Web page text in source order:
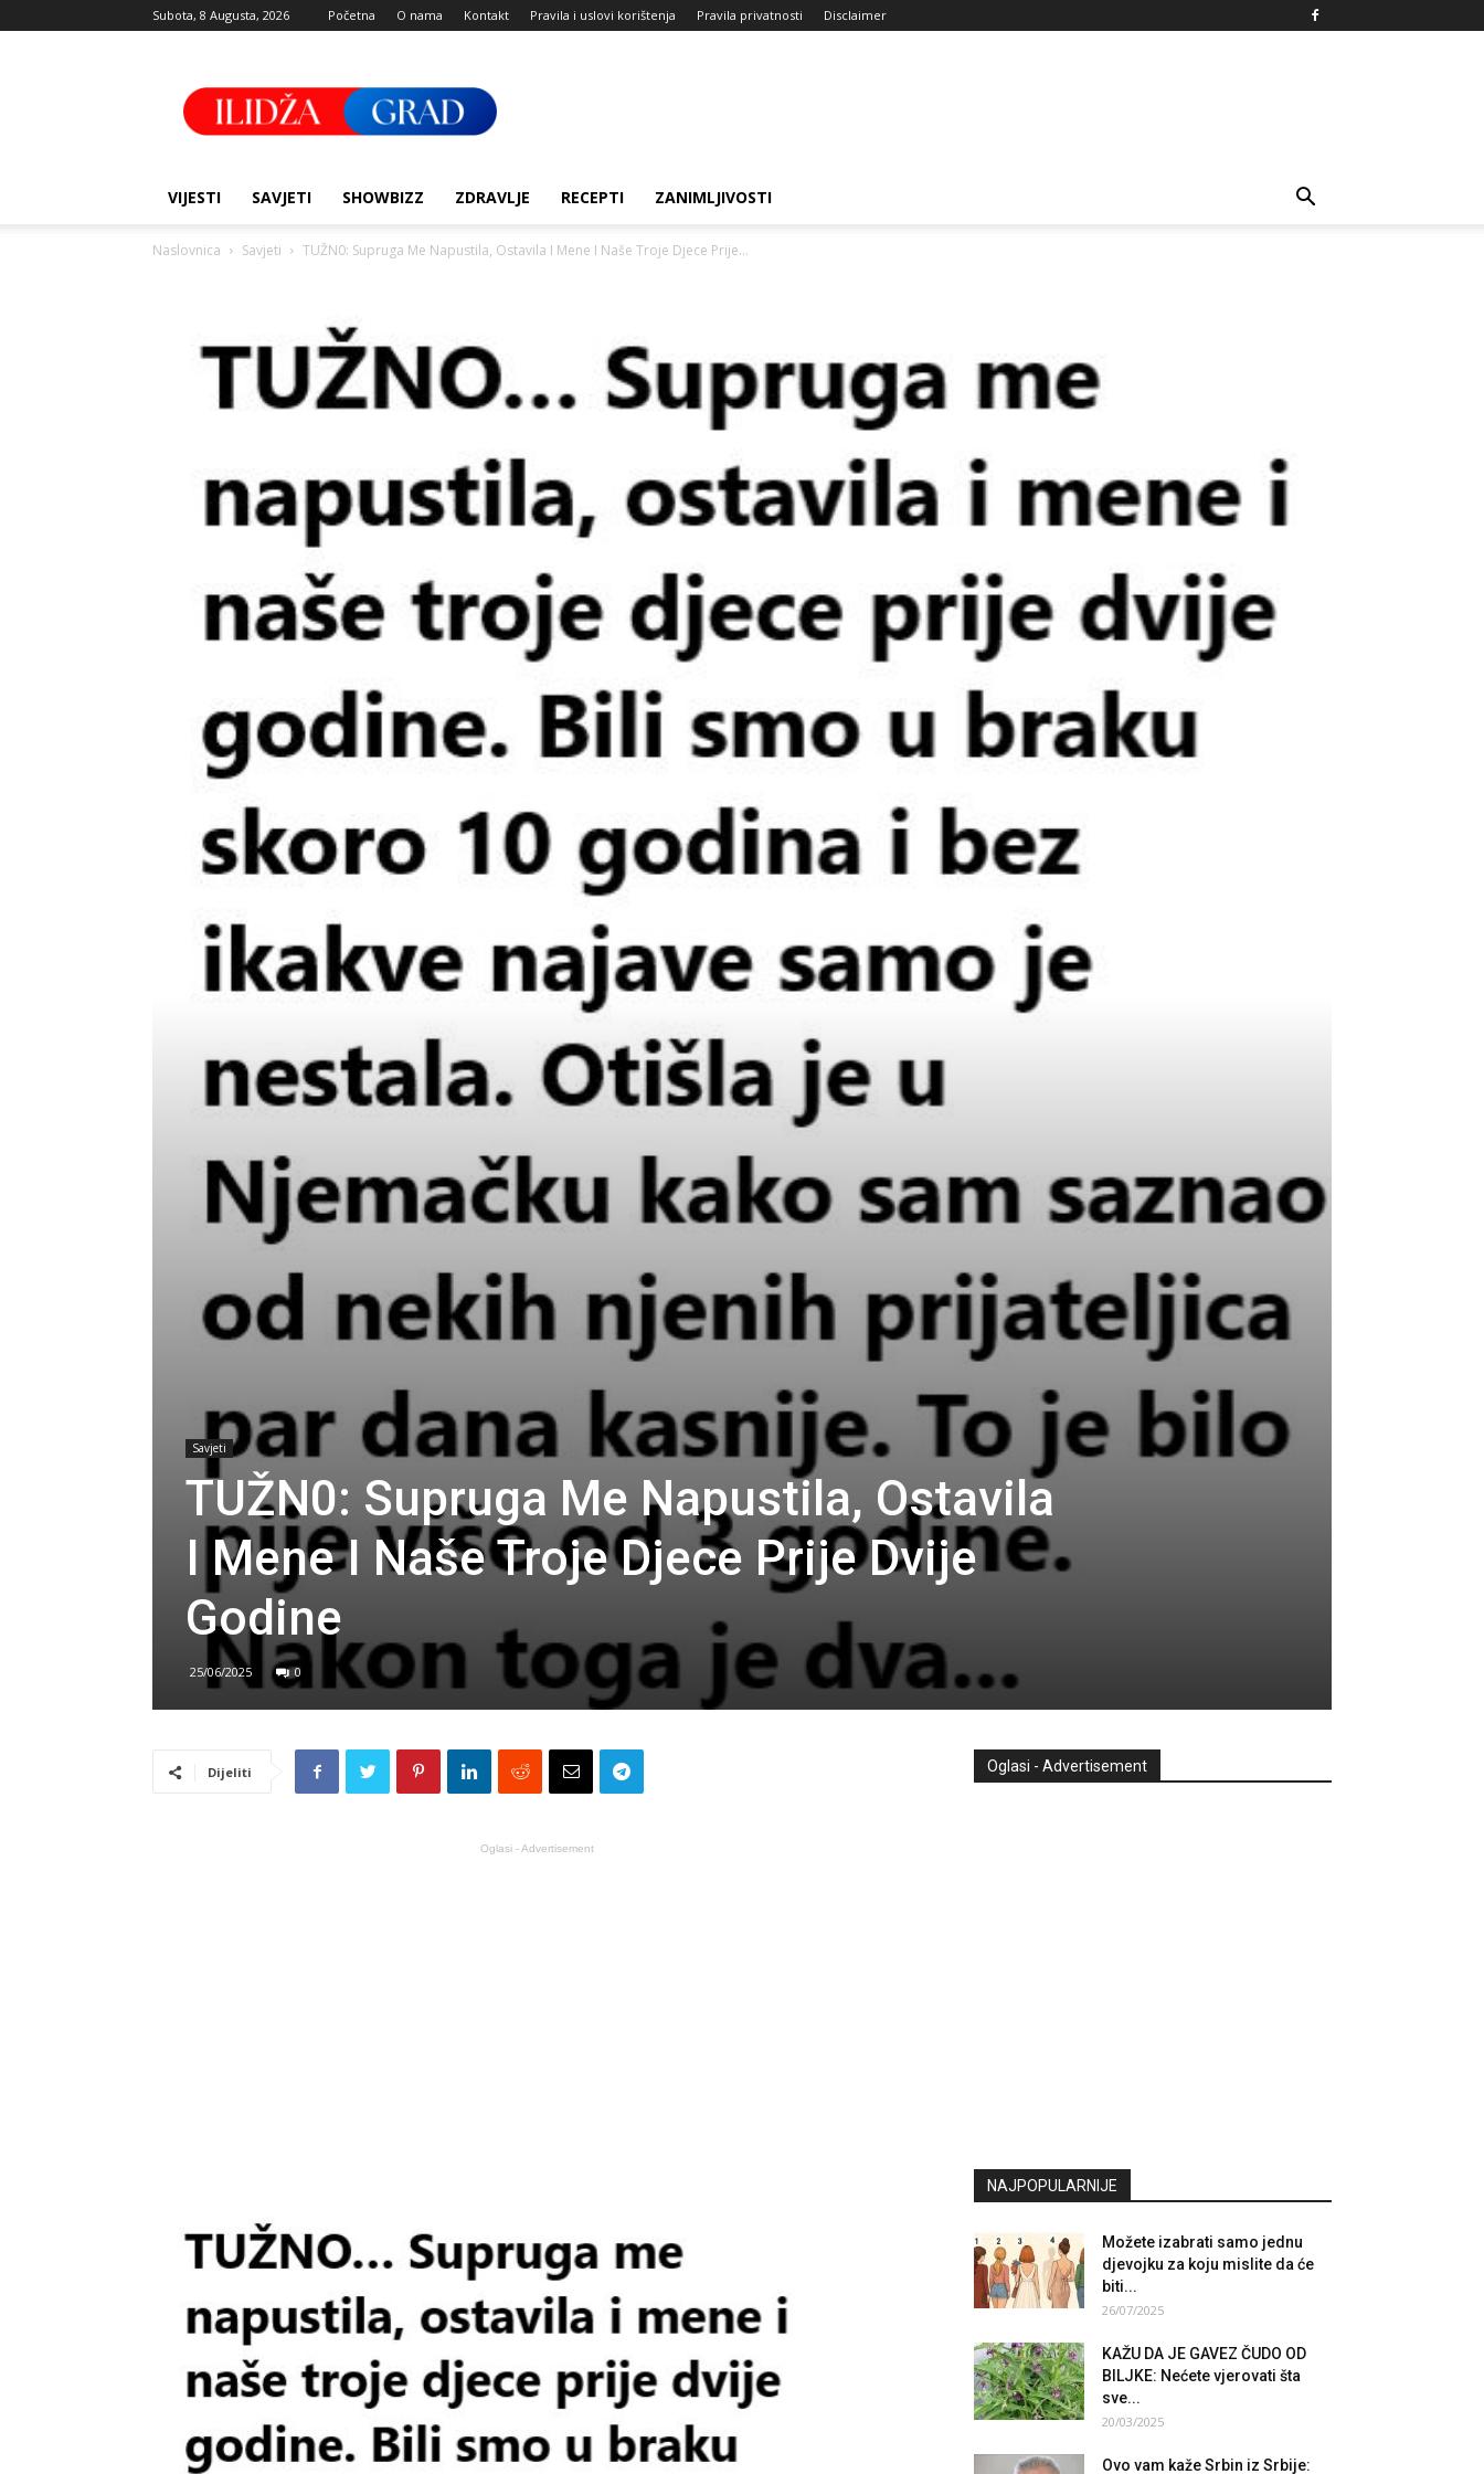
Subota, 8 Augusta, 2026 Početna O nama Kontakt Pravila i uslovi korištenja Pravila privatnosti Disclaimer
Grad
VIJESTI SAVJETI SHOWBIZZ ZDRAVLJE RECEPTI ZANIMLJIVOSTI
Naslovnica Savjeti TUŽN0: Supruga Me Napustila, Ostavila I Mene I Naše Troje Djece Prije...
Savjeti
TUŽN0: Supruga Me Napustila, Ostavila
I Mene I Naše Troje Djece Prije Dvije
Godine
25/06/2025 0
Dijeliti
Oglasi - Advertisement
Oglasi - Advertisement
NAJPOPULARNIJE
Možete izabrati samo jednu
djevojku za koju mislite da će
biti...
26/07/2025
KAŽU DA JE GAVEZ ČUDO OD
BILJKE: Nećete vjerovati šta
sve...
20/03/2025
Ovo vam kaže Srbin iz Srbije: